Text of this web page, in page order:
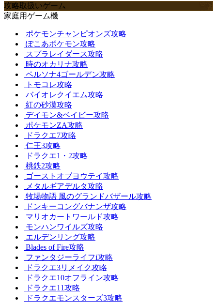
攻略取扱いゲーム
家庭用ゲーム機
ポケモンチャンピオンズ攻略
ぽこあポケモン攻略
スプラレイダース攻略
時のオカリナ攻略
ペルソナ4ゴールデン攻略
トモコレ攻略
バイオレクイエム攻略
紅の砂漠攻略
デイモン&ベイビー攻略
ポケモンZA攻略
ドラクエ7攻略
仁王3攻略
ドラクエ1・2攻略
桃鉄2攻略
ゴーストオブヨウテイ攻略
メタルギアデルタ攻略
牧場物語 風のグランドバザール攻略
ドンキーコングバナンザ攻略
マリオカートワールド攻略
モンハンワイルズ攻略
エルデンリング攻略
Blades of Fire攻略
ファンタジーライフi攻略
ドラクエ3リメイク攻略
ドラクエ10オフライン攻略
ドラクエ11攻略
ドラクエモンスターズ3攻略